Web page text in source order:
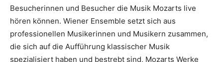
Besucherinnen und Besucher die Musik Mozarts live
hören können. Wiener Ensemble setzt sich aus
professionellen Musikerinnen und Musikern zusammen,
die sich auf die Aufführung klassischer Musik
spezialisiert haben und bestrebt sind, Mozarts Werke